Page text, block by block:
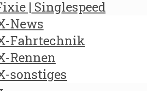
| Singlespeed
News
Fahrtechnik
Rennen
sonstiges